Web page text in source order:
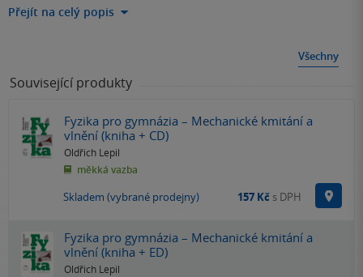
Přejít na celý popis
Všechny
Související produkty
Fyzika pro gymnázia – Mechanické kmitání a
vlnění (kniha + CD)
Oldřich Lepil
měkká vazba
Skladem (vybrané prodejny) 157 Kč s DPH
Fyzika pro gymnázia – Mechanické kmitání a
vlnění (kniha + ED)
Oldřich Lepil